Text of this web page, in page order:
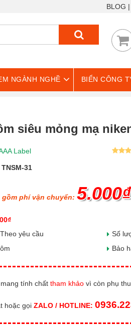
BLOG
NGÀNH NGHỀ BIỂN CÔNG
siêu mỏng mạ
Label
TNSM-31
gồm phí vận chuyển: 5.000₫
yêu cầu
Số
Bảo
tính chất tham khảo vì còn phụ
hoặc gọi ZALO / HOTLINE: